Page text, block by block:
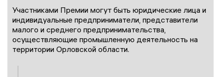
Участниками Премии могут быть юридические лица и
индивидуальные предприниматели, представители
малого и среднего предпринимательства,
осуществляющие промышленную деятельность на
территории Орловской области.